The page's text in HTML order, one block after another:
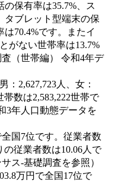
保有率は35.7%、ス
タブレット型端末の保
70.4%です。またイ
がない世帯率は13.7%
（世帯編） 令和4年デ
：2,627,723人、女：
帯数は2,583,222世帯で
3年人口動態データを
国7位です。従業者数
の従業者数は10.06人で
ス‐基礎調査を参照）
万円で全国17位で